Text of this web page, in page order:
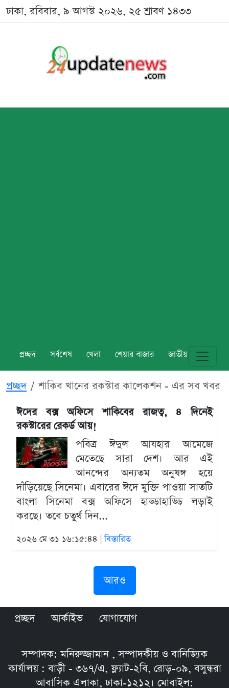
ঢাকা, রবিবার, ৯ আগস্ট ২০২৬, ২৫ শ্রাবণ ১৪৩৩
প্রচ্ছদ সর্বশেষ খেলা শেয়ার বাজার জাতীয় বিশ্ব
প্রচ্ছদ শাকিব খানের রকস্টার কালেকশন - এর সব খবর
ঈদের বক্স অফিসে শাকিবের রাজত্ব, ৪ দিনেই
রকস্টারের রেকর্ড আয়!
পবিত্র ঈদুল আযহার আমেজে
মেতেছে সারা দেশ। আর এই
আনন্দের অন্যতম অনুষঙ্গ হয়ে
দাঁড়িয়েছে সিনেমা। এবারের ঈদে মুক্তি পাওয়া সাতটি
বাংলা সিনেমা বক্স অফিসে হাড্ডাহাড্ডি লড়াই
করছে। তবে চতুর্থ দিন...
২০২৬ মে ৩১ ১৬:১৫:৪৪ |বিস্তারিত
আরও
প্রচ্ছদ আর্কাইভ যোগাযোগ
সম্পাদক: মনিরুজ্জামান , সম্পাদকীয় ও বানিজ্যিক
কার্যালয় : বাড়ী - ৩৬৭/এ, ফ্ল্যাট-২বি, রোড়-০৯, বসুন্ধরা
আবাসিক এলাকা, ঢাকা-১২১২। মোবাইল: